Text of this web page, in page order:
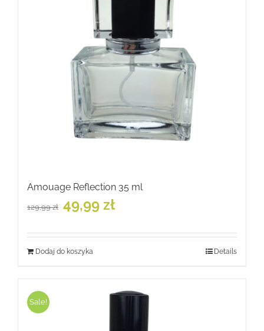
Amouage Reflection 35 ml
129,99zł
Pierwotna
cena
129,99 zł.
49,99 złcena
49,99 zł.
Dodaj do koszyka Details
Sale!